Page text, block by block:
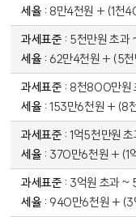
8만4천원 + (1천
5천만원 초
62만4천원 + (5천
8천800만원
153만6천원 + (8
1억5천만원
370만6천원 + (1
3억원 초과 ~
940만6천원 + (3